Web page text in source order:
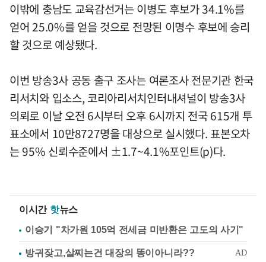
이밖에 충남도 교육감선거는 이병도 후보가 34.1%를
얻어 25.0%를 얻을 것으로 전망된 이명수 후보에 승리
할 것으로 예상됐다.
이번 방송3사 공동 출구 조사는 여론조사 전문기관 한국
리서치와 입소스, 코리아리서치인터내셔널이 방송3사
의뢰로 이날 오전 6시부터 오후 6시까지 전국 615개 투
표소에서 10만8727명을 대상으로 실시했다. 표본오차
는 95% 신뢰수준에서 ±1.7~4.1%포인트(p)다.
이시간 핫뉴스
이승기 "차가원 105억 전세금 미반환은 고도의 사기"